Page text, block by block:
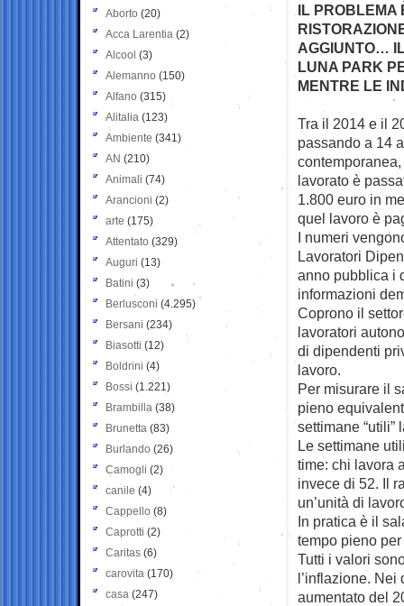
IL PROBLEMA
AGGIUNTO…
LUNA PARK
MENTRE LE
Tra il 2014 e il
passando a 14
lavorato è
1.800 euro in
quel lavoro è
I numeri
Lavoratori
anno pubblica i
informazioni
Coprono il
lavoratori
di dipendenti
lavoro.
Per misurare il
pieno
settimane “utili”
Le settimane
time: chi lavora
invece di 52. Il
un’unità di
In pratica è il
tempo pieno per
Tutti i valori
l’inflazione.
aumentato del
Aborto (20)
Acca Larentia (2)
Alcool (3)
Alemanno (150)
Alfano (315)
Alitalia (123)
Ambiente (341)
AN (210)
Animali (74)
Arancioni (2)
arte (175)
Attentato (329)
Auguri (13)
Batini (3)
Berlusconi (4.295)
Bersani (234)
Biasotti (12)
Boldrini (4)
Bossi (1.221)
Brambilla (38)
Brunetta (83)
Burlando (26)
Camogli (2)
canile (4)
Cappello (8)
Caprotti (2)
Caritas (6)
carovita (170)
casa (247)